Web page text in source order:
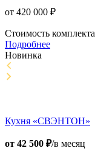
от 420 000 ₽
Стоимость комплекта
Подробнее
Новинка
Кухня «СВЭНТОН»
от 42 500 ₽/в месяц